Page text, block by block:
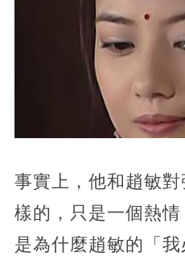
事實上，他和趙敏
樣的，只是一個熱
是為什麼趙敏的「